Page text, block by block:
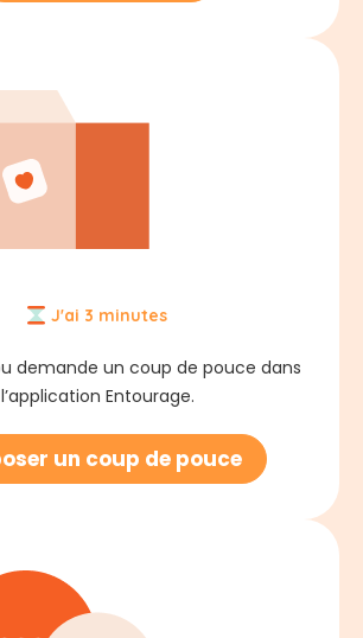
J'ai 3 minutes
demande un coup de pouce dans
l’application Entourage.
un coup de pouce